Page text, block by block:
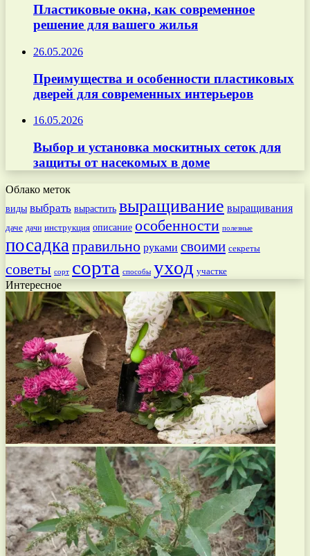
Пластиковые окна, как современное
решение для вашего жилья
26.05.2026
Преимущества и особенности пластиковых
дверей для современных интерьеров
16.05.2026
Выбор и установка москитных сеток для
защиты от насекомых в доме
Облако меток
виды выбрать вырастить выращивание выращивания
даче дачи инструкция описание особенности полезные
посадка правильно руками своими секреты
советы сорт сорта способы уход участке
Интересное